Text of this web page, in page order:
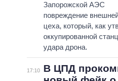
Запорожской АЭС
повреждение
цеха, который, как
оккупированной
удара дрона.
17:10
В ЦПД